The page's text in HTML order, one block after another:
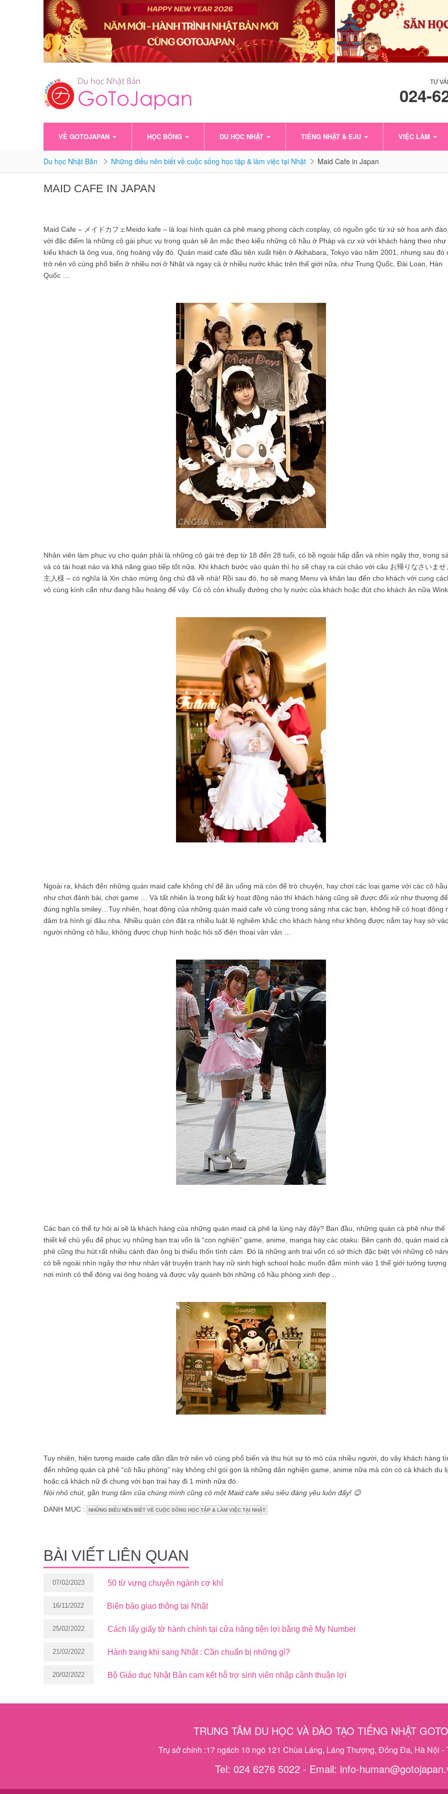
TƯ
024-
VỀ GOTOJAPAN HỌC BỔNG DU HỌC NHẬT TIẾNG NHẬT & EJU VIỆC LÀM
Du học Nhật Bản Những điều nên biết về cuộc sống học tập & làm việc tại Nhật Maid Cafe in Japan
MAID CAFE IN JAPAN
Maid Cafe – メイドカフェMeido kafe – là loại hình quán cà phê mang phong cách cosplay, có nguồn gốc từ xứ sở hoa anh
với đặc điểm là những cô gái phục vụ trong quán sẽ ăn mặc theo kiểu những cô hầu ở Pháp và cư xử với khách hàng theo như
kiểu khách là ông vua, ông hoàng vậy đó. Quán maid cafe đầu tiên xuất hiện ở Akihabara, Tokyo vào năm 2001, nhưng sau đó
trở nên vô cùng phổ biến ở nhiều nơi ở Nhật và ngay cả ở nhiều nước khác trên thế giới nữa, như Trung Quốc, Đài Loan, Hàn
Quốc …
Nhân viên làm phục vụ cho quán phải là những cô gái trẻ đẹp từ 18 đến 28 tuổi, có bề ngoài hấp dẫn và nhìn ngây thơ, trong
và có tài hoạt náo và khả năng giao tiếp tốt nữa. Khi khách bước vào quán thì họ sẽ chạy ra cúi chào với câu お帰りなさいませ
主人様 – có nghĩa là Xin chào mừng ông chủ đã về nhà! Rồi sau đó, họ sẽ mang Menu và khăn lau đến cho khách với cung
vô cùng kính cẩn như đang hầu hoàng đế vậy. Có cô còn khuấy đường cho ly nước của khách hoặc đút cho khách ăn nữa
Ngoài ra, khách đến những quán maid cafe không chỉ để ăn uống mà còn để trò chuyện, hay chơi các loại game với các cô hầu
như chơi đánh bài, chơi game … Và tất nhiên là trong bất kỳ hoạt động nào thì khách hàng cũng sẽ được đối xử như thượng đế
đúng nghĩa smiley…Tuy nhiên, hoạt động của những quán maid cafe vô cùng trong sáng nha các bạn, không hề có hoạt động
dâm trá hình gì đâu nha. Nhiều quán còn đặt ra nhiều luật lệ nghiêm khắc cho khách hàng như không được nắm tay hay sờ
người những cô hầu, không được chụp hình hoặc hỏi số điện thoại vân vân …
Các bạn có thể tự hỏi ai sẽ là khách hàng của những quán maid cà phê lạ lùng này đây? Ban đầu, những quán cà phê như thế
thiết kế chủ yếu để phục vụ những bạn trai vốn là “con nghiện” game, anime, manga hay các otaku. Bên cạnh đó, quán maid cà
phê cũng thu hút rất nhiều cánh đàn ông bị thiếu thốn tình cảm. Đó là những anh trai vốn có sở thích đặc biệt với những cô
có bề ngoài nhìn ngây thơ như nhân vật truyện tranh hay nữ sinh high school hoặc muốn đắm mình vào 1 thế giới tưởng tượng
nơi mình có thể đóng vai ông hoàng và được vây quanh bởi những cô hầu phòng xinh đẹp…
Tuy nhiên, hiện tượng maide cafe dần dần trở nên vô cùng phổ biến và thu hút sự tò mò của nhiều người, do vậy khách hàng
đến những quán cà phê “cô hầu phòng” này không chỉ gói gọn là những dân nghiện game, anime nữa mà còn có cả khách du
hoặc cả khách nữ đi chung với bạn trai hay đi 1 mình nữa đó.
Nói nhỏ chút, gần trung tâm của chúng mình cũng có một Maid cafe siêu siêu đáng yêu luôn đấy! 😉
DANH MỤC : NHỮNG ĐIỀU NÊN BIẾT VỀ CUỘC SỐNG HỌC TẬP & LÀM VIỆC TẠI NHẬT
BÀI VIẾT LIÊN QUAN
07/02/2023 50 từ vựng chuyên ngành cơ khí
16/11/2022 Biển báo giao thông tại Nhật
25/02/2022 Cách lấy giấy tờ hành chính tại cửa hàng tiện lợi bằng thẻ My Number
21/02/2022 Hành trang khi sang Nhật : Cần chuẩn bị những gì?
20/02/2022 Bộ Giáo dục Nhật Bản cam kết hỗ trợ sinh viên nhập cảnh thuận lợi
TRUNG TÂM DU HỌC VÀ ĐÀO TẠO TIẾNG NHẬT
Trụ sở chính :17 ngách 10 ngõ 121 Chùa Láng, Láng Thượng, Đống Đa, Hà Nội -
Tel: 024 6276 5022 - Email: info-